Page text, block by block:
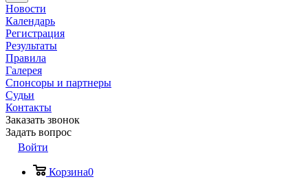
Новости
Календарь
Регистрация
Результаты
Правила
Галерея
Спонсоры и партнеры
Судьи
Контакты
Заказать звонок
Задать вопрос
Войти
Корзина0